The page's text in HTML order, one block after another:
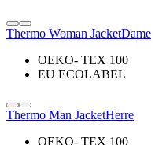
Thermo Woman JacketDame
OEKO- TEX 100
EU ECOLABEL
Thermo Man JacketHerre
OEKO- TEX 100